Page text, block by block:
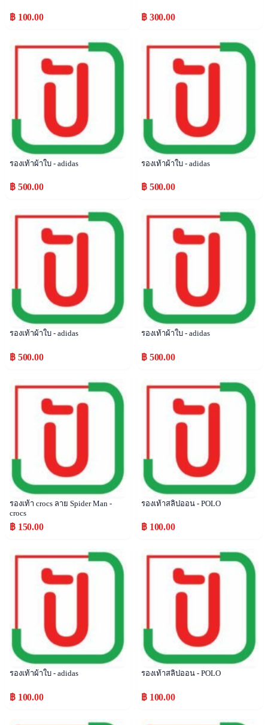
฿ 100.00 ฿ 300.00
Popular
รองเท้าผ้าใบ - adidas
฿ 500.00
Popular
รองเท้าผ้าใบ - adidas
฿ 500.00
Popular
รองเท้าผ้าใบ - adidas
฿ 500.00
Popular
รองเท้าผ้าใบ - adidas
฿ 500.00
Popular
รองเท้า crocs ลาย Spider Man -
crocs
฿ 150.00
Popular
รองเท้าสลิปออน - POLO
฿ 100.00
Popular
รองเท้าผ้าใบ - adidas
฿ 100.00
Popular
รองเท้าสลิปออน - POLO
฿ 100.00